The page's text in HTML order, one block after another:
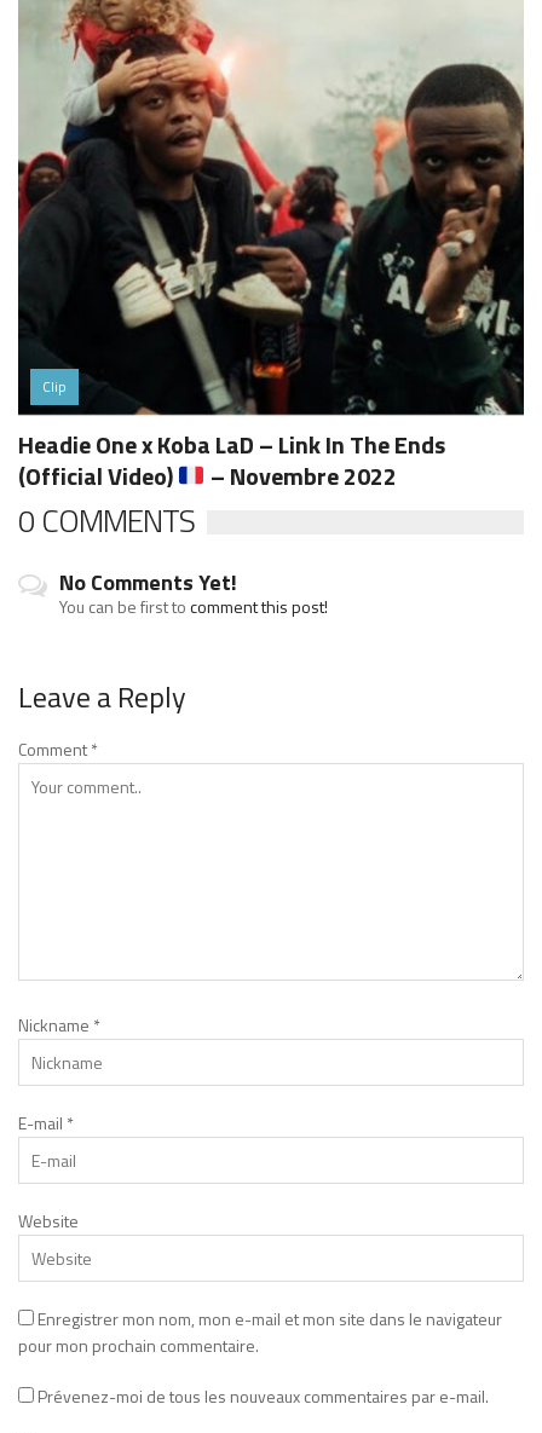
Clip
Headie One x Koba LaD – Link In The Ends
(Official Video)
– Novembre 2022
0 COMMENTS
No Comments Yet!
You can be first tocomment this post!
Leave a Reply
Comment*
Nickname *
E-mail *
Website
Enregistrer mon nom, mon e-mail et mon site dans le navigateur
pour mon prochain commentaire.
Prévenez-moi de tous les nouveaux commentaires par e-mail.